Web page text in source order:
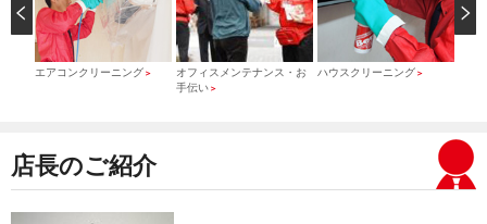
エアコンクリーニング ＞
オフィスメンテナンス・お
手伝い ＞
ハウスクリーニング ＞
店長のご紹介